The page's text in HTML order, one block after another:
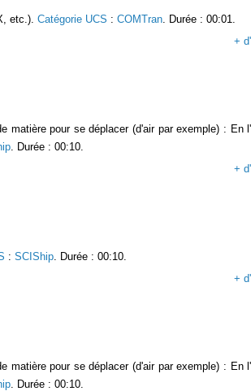
etc.). Catégorie UCS : COMTran. Durée : 00:01.
+
matière pour se déplacer (d'air par exemple) : En
. Durée : 00:10.
+
: SCIShip . Durée : 00:10.
+
matière pour se déplacer (d'air par exemple) : En
. Durée : 00:10.